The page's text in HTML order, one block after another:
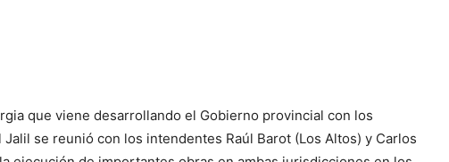
que viene desarrollando el Gobierno provincial con los
se reunió con los intendentes Raúl Barot (Los Altos) y Carlos